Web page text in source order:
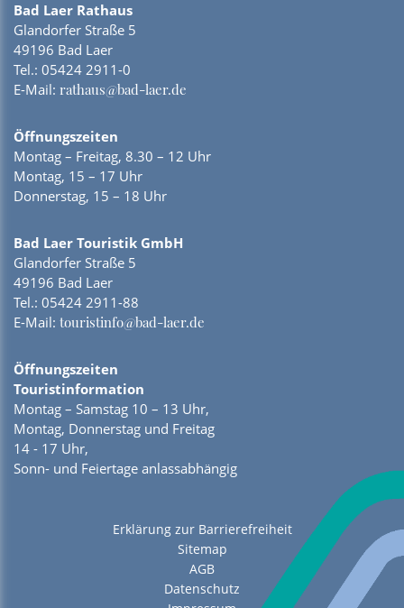
Bad Laer Rathaus
Glandorfer Straße 5
49196 Bad Laer
Tel.: 05424 2911-0
E-Mail: rathaus@bad-laer.de
Öffnungszeiten
Montag – Freitag, 8.30 – 12 Uhr
Montag, 15 – 17 Uhr
Donnerstag, 15 – 18 Uhr
Bad Laer Touristik GmbH
Glandorfer Straße 5
49196 Bad Laer
Tel.: 05424 2911-88
E-Mail: touristinfo@bad-laer.de
Öffnungszeiten
Touristinformation
Montag – Samstag 10 – 13 Uhr,
Montag, Donnerstag und Freitag
14 - 17 Uhr,
Sonn- und Feiertage anlassabhängig
Erklärung zur Barrierefreiheit
Sitemap
AGB
Datenschutz